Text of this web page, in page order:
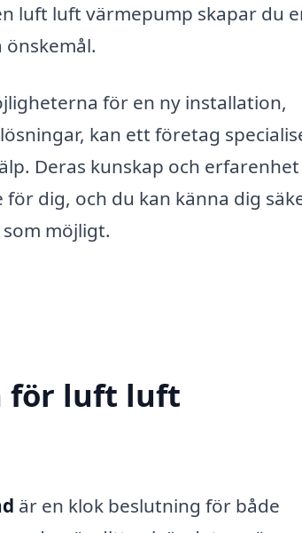
luft luft värmepump skapar du
för en ny installation,
kan ett företag
Deras kunskap och erfarenhet
dig, och du kan känna dig
möjligt.
för luft luft
är en klok beslutning för både